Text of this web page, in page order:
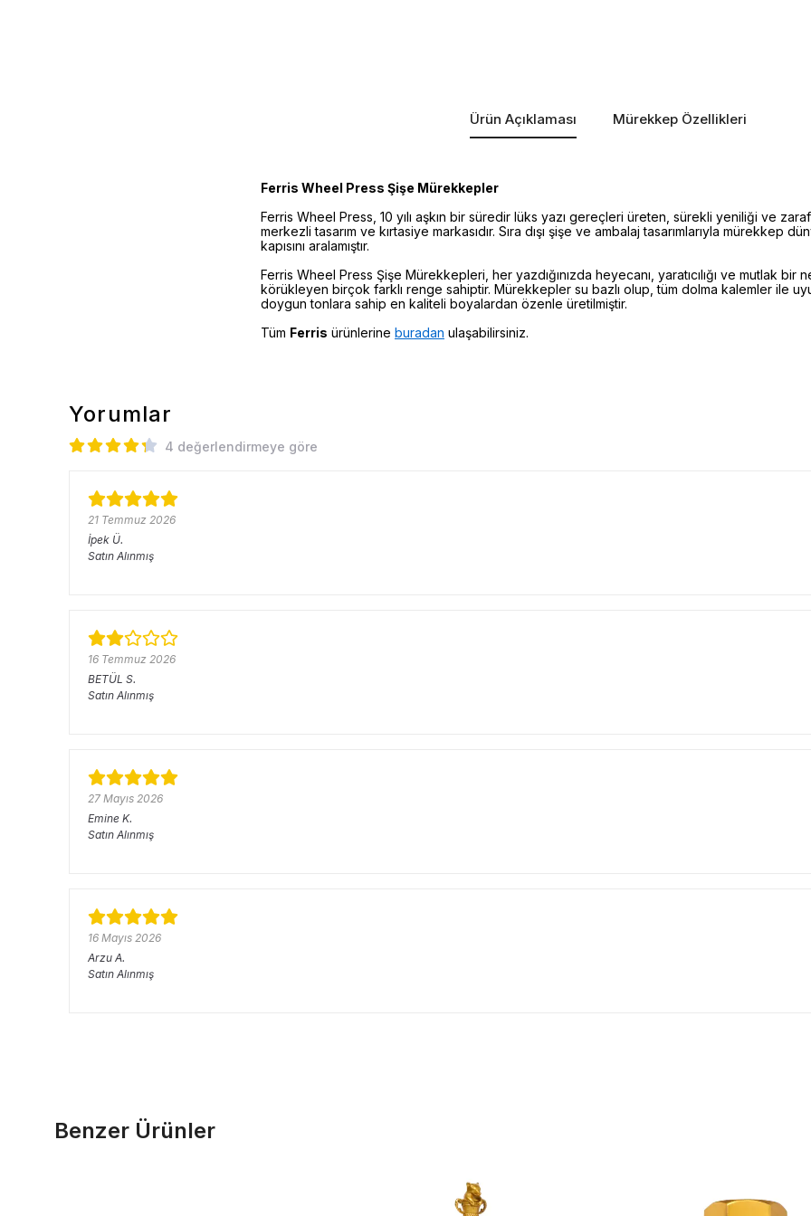
Ürün Açıklaması Mürekkep Özellikleri
Ferris Wheel Press Şişe Mürekkepler
Ferris Wheel Press, 10 yılı aşkın bir süredir lüks yazı gereçleri üreten, sürekli yeniliği ve
merkezli tasarım ve kırtasiye markasıdır. Sıra dışı şişe ve ambalaj tasarımlarıyla mürekkep
kapısını aralamıştır.
Ferris Wheel Press Şişe Mürekkepleri, her yazdığınızda heyecanı, yaratıcılığı ve mutlak bir
körükleyen birçok farklı renge sahiptir. Mürekkepler su bazlı olup, tüm dolma kalemler ile
doygun tonlara sahip en kaliteli boyalardan özenle üretilmiştir.
Tüm Ferris ürünlerine buradan ulaşabilirsiniz.
Yorumlar
4 değerlendirmeye göre
21 Temmuz 2026
İpek Ü.
Satın Alınmış
16 Temmuz 2026
BETÜL S.
Satın Alınmış
27 Mayıs 2026
Emine K.
Satın Alınmış
16 Mayıs 2026
Arzu A.
Satın Alınmış
Benzer Ürünler